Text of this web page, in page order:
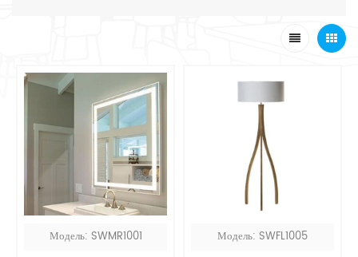
Модель: SWMR1001 Модель: SWFL1005